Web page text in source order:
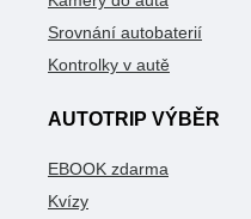
Srovnání autobaterií
Kontrolky v autě
AUTOTRIP VÝBĚR
EBOOK zdarma
Kvízy